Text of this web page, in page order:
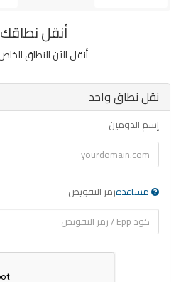
أنقل نطاقك
أنقل الآن النطاق
نقل نطاق واحد
إسم الدومين
رمز التفويضمساعدة